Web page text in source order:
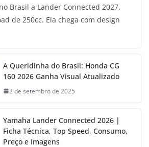
Brasil a Lander Connected 2027,
de 250cc. Ela chega com design
A Queridinha do Brasil: Honda CG
160 2026 Ganha Visual Atualizado
2 de setembro de 2025
Yamaha Lander Connected 2026 |
Ficha Técnica, Top Speed, Consumo,
Preço e Imagens